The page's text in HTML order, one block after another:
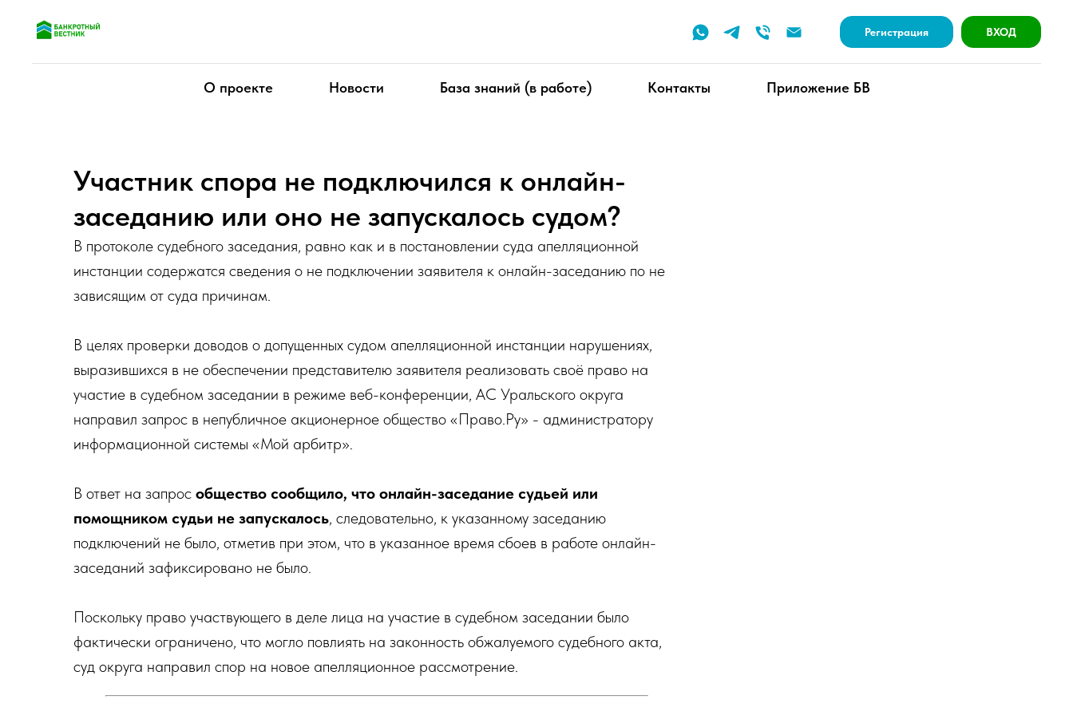
Регистрация ВХОД
О проекте Новости База знаний (в работе) Контакты Приложение БВ
Участник спора не подключился к онлайн-
заседанию или оно не запускалось судом?
В протоколе судебного заседания, равно как и в постановлении суда апелляционной
инстанции содержатся сведения о не подключении заявителя к онлайн-заседанию по не
зависящим от суда причинам.
В целях проверки доводов о допущенных судом апелляционной инстанции нарушениях,
выразившихся в не обеспечении представителю заявителя реализовать своё право на
участие в судебном заседании в режиме веб-конференции, АС Уральского округа
направил запрос в непубличное акционерное общество «Право.Ру» - администратору
информационной системы «Мой арбитр».
В ответ на запрос общество сообщило, что онлайн-заседание судьей или
помощником судьи не запускалось, следовательно, к указанному заседанию
подключений не было, отметив при этом, что в указанное время сбоев в работе онлайн-
заседаний зафиксировано не было.
Поскольку право участвующего в деле лица на участие в судебном заседании было
фактически ограничено, что могло повлиять на законность обжалуемого судебного акта,
суд округа направил спор на новое апелляционное рассмотрение.